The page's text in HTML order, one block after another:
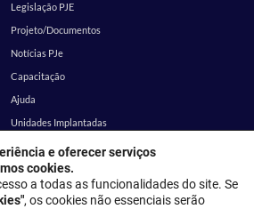
Legislação PJE
Projeto/Documentos
Notícias PJe
Capacitação
Ajuda
Unidades Implantadas
SEI
Corregedoria
e oferecer serviços
cookies.
a todas as funcionalidades do site. Se
, os cookies não essenciais serão